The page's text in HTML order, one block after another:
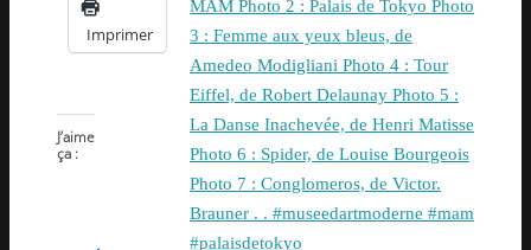
Imprimer
J’aime
ça :